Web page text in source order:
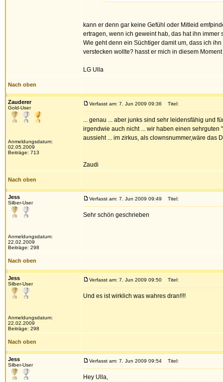
kann er denn gar keine Gefühl oder Mitleid
ertragen, wenn ich geweint hab, das hat ihn
Wie geht denn ein Süchtiger damit um, dass ich
verstecken wollte? hasst er mich in diesem
LG Ulla
Nach oben
Zauderer
Gold-User
Anmeldungsdatum:
02.05.2009
Beiträge: 713
Verfasst am: 7. Jun 2009 09:36 Titel:
... genau ... aber junks sind sehr leidensfähig und
irgendwie auch nicht ... wir haben einen
aussieht ... im zirkus, als clownsnummer,wäre das
Zaudi
Nach oben
Jess
Silber-User
Anmeldungsdatum:
22.02.2009
Beiträge: 298
Verfasst am: 7. Jun 2009 09:49 Titel:
Sehr schön geschrieben
Nach oben
Jess
Silber-User
Anmeldungsdatum:
22.02.2009
Beiträge: 298
Verfasst am: 7. Jun 2009 09:50 Titel:
Und es ist wirklich was wahres dran!!!!
Nach oben
Jess
Silber-User
Verfasst am: 7. Jun 2009 09:54 Titel:
Hey Ulla,